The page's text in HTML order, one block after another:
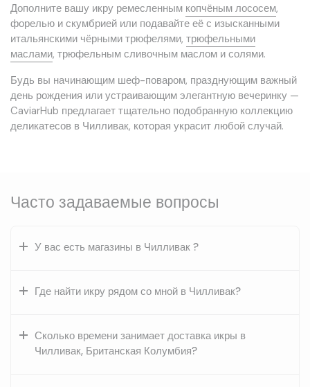
Дополните вашу икру ремесленным копчёным лососем,
форелью и скумбрией или подавайте её с изысканными
итальянскими чёрными трюфелями, трюфельными
маслами, трюфельным сливочным маслом и солями.
Будь вы начинающим шеф-поваром, празднующим важный
день рождения или устраивающим элегантную вечеринку —
CaviarHub предлагает тщательно подобранную коллекцию
деликатесов в Чилливак, которая украсит любой случай.
Часто задаваемые вопросы
У вас есть магазины в Чилливак ?
Где найти икру рядом со мной в Чилливак?
Сколько времени занимает доставка икры в
Чилливак, Британская Колумбия?